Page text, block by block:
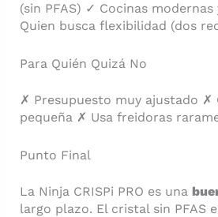
(sin PFAS) ✓ Cocinas modernas
Quien busca flexibilidad (dos
Para Quién Quizá No
✗ Presupuesto muy ajustado ✗
pequeña ✗ Usa freidoras
Punto Final
La Ninja CRISPi PRO es una
largo plazo. El cristal sin PFAS